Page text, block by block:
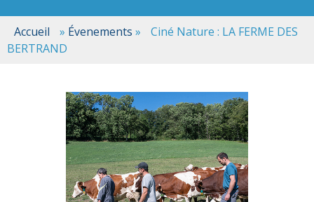
Accueil » Évenements »
Ciné Nature : LA FERME DES
BERTRAND